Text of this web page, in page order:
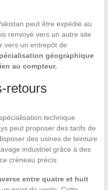
peut être expédié au
renvoyé vers un autre site
vers un entrepôt de
géographique
au compteur.
retours
technique
peut proposer des tarifs de
des usines de teinture
industriel grâce à des
créneau précis.
entre quatre et huit